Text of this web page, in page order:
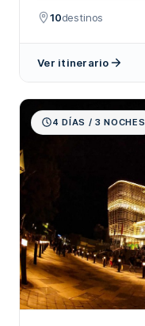
10destinos
Ver itinerario
4 DÍAS / 3 NOCHES